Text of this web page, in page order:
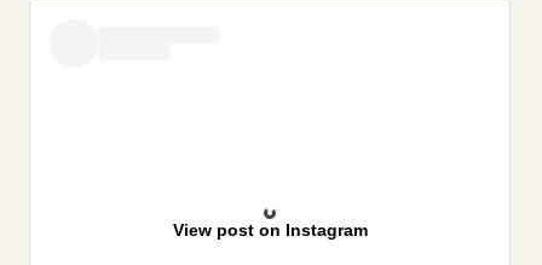
View post on Instagram